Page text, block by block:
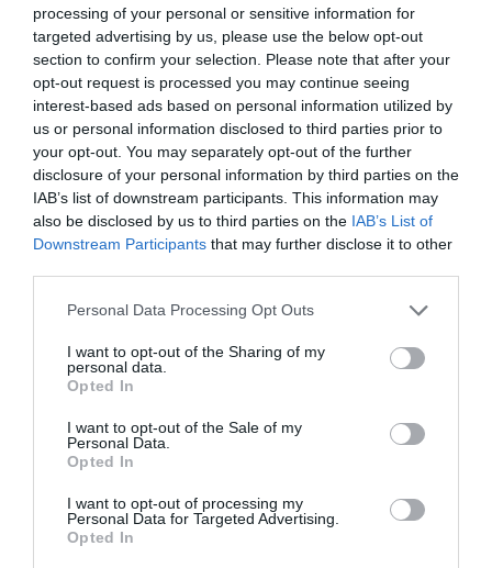
processing of your personal or sensitive information for
targeted advertising by us, please use the below opt-out
section to confirm your selection. Please note that after your
opt-out request is processed you may continue seeing
interest-based ads based on personal information utilized by
us or personal information disclosed to third parties prior to
your opt-out. You may separately opt-out of the further
disclosure of your personal information by third parties on the
IAB’s list of downstream participants. This information may
also be disclosed by us to third parties on the IAB’s List of
Downstream Participants that may further disclose it to other
Personal Data Processing Opt Outs
I want to opt-out of the Sharing of my
personal data.
Opted In
I want to opt-out of the Sale of my
Personal Data.
Opted In
I want to opt-out of processing my
Personal Data for Targeted Advertising.
Opted In